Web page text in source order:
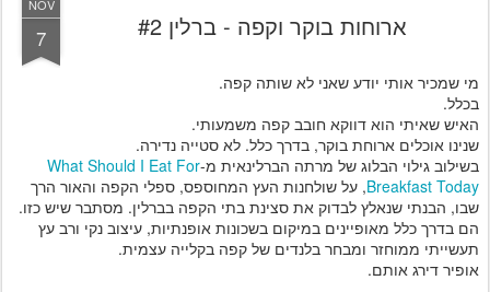
NOV
7 ארוחות בוקר וקפה - ברלין #2
מי שמכיר אותי יודע שאני לא שותה קפה.
בכלל.
האיש שאיתי הוא דווקא חובב קפה משמעותי.
שנינו אוכלים ארוחת בוקר, בדרך כלל. לא סטייה נדירה.
בשילוב גילוי הבלוג של מרתה הברלינאית מ-What Should I Eat For
Breakfast Today, על שולחנות העץ המחוספס, ספלי הקפה והאור הרך
שבו, הבנתי שנאלץ לבדוק את סצינת בתי הקפה בברלין. מסתבר שיש כזו.
הם בדרך כלל מאופיינים במיקום בשכונות אופנתיות, עיצוב נקי ורב עץ
תעשייתי ממוחזר ומבחר בלנדים של קפה בקלייה עצמית.
אופיר דירג אותם.